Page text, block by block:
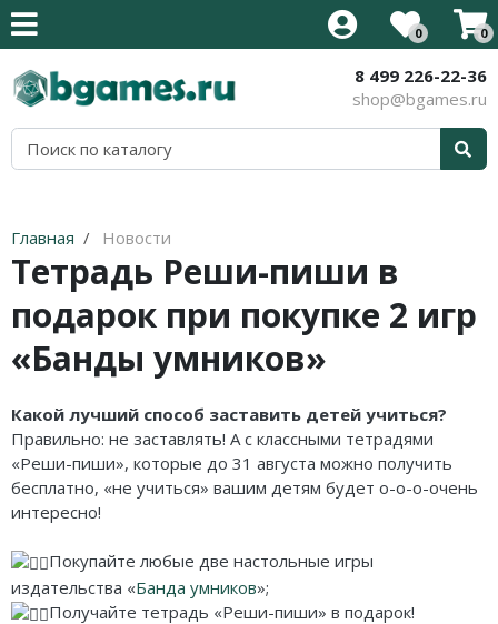
0 0
8 499 226-22-36
shop@bgames.ru
Главная Новости
Тетрадь Реши-пиши в
подарок при покупке 2 игр
«Банды умников»
Какой лучший способ заставить детей учиться?
Правильно: не заставлять! А с классными тетрадями
«Реши-пиши», которые до 31 августа можно получить
бесплатно, «не учиться» вашим детям будет о-о-о-очень
интересно!
Покупайте любые две настольные игры
издательства «Банда умников»;
Получайте тетрадь «Реши-пиши» в подарок!
Все товары
Стратегии на английском
Карточные на английском
Кооперативные на английском
Семейные на английском
Тактические на английском
Все товары
Новинки
Хиты продаж
Детям
Для всей семьи
Для компании
Для двоих
В дорогу
Карточные
Логические
Кооперативные
Все товары
Активити / Activity
Alias / Скажи Иначе
Дженга/Башня
Покорение Марса
КвестМастер
Тик-Так-Бумм
Корни / Root
Серп
О мышах и тайнах
Эволюция
Все товары
500 злобных карт
Blood Rage
Elder Sign
Five Tribes
Mansions of Madness
Кланк! / Clank!
Лавкрафт
Мертвый сезон
Пиксель Тактикс
Саграда
Все товары
Иннистрад: Багровая Клятва
Иннистрад: Полночная Охота
Королевствах
Стриксхейвен: Школа Магов
Калдхайм
Все товары
Аксессуары
Протекторы
Все товары
Наборы протекторов
Все товары
Уцененный товар
Акция